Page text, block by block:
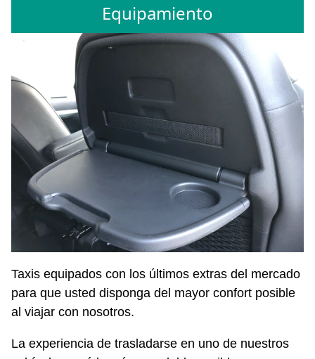
Equipamiento
Taxis equipados con los últimos extras del mercado
para que usted disponga del mayor confort posible
al viajar con nosotros.
La experiencia de trasladarse en uno de nuestros